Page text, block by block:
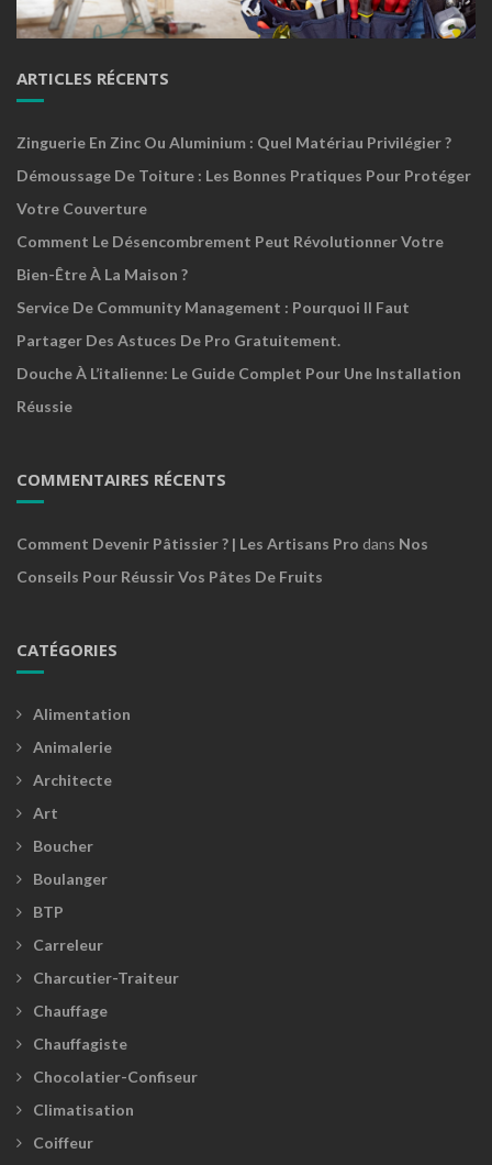
ARTICLES RÉCENTS
Zinguerie En Zinc Ou Aluminium : Quel Matériau Privilégier ?
Démoussage De Toiture : Les Bonnes Pratiques Pour Protéger
Votre Couverture
Comment Le Désencombrement Peut Révolutionner Votre
Bien-Être À La Maison ?
Service De Community Management : Pourquoi Il Faut
Partager Des Astuces De Pro Gratuitement.
Douche À L’italienne: Le Guide Complet Pour Une Installation
Réussie
COMMENTAIRES RÉCENTS
Comment Devenir Pâtissier ? | Les Artisans Pro dans Nos
Conseils Pour Réussir Vos Pâtes De Fruits
CATÉGORIES
Alimentation
Animalerie
Architecte
Art
Boucher
Boulanger
BTP
Carreleur
Charcutier-Traiteur
Chauffage
Chauffagiste
Chocolatier-Confiseur
Climatisation
Coiffeur